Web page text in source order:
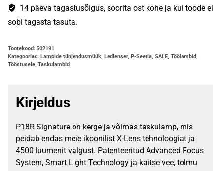
14 päeva tagastusõigus, soorita ost kohe ja kui toode ei
sobi tagasta tasuta.
Tootekood: 502191
Kategooriad: Lampide tühjendusmüük, Ledlenser, P-Seeria, SALE, Töölambid,
Tööstusele, Taskulambid
Kirjeldus
P18R Signature on kerge ja võimas taskulamp, mis
peidab endas meie ikoonilist X-Lens tehnoloogiat ja
4500 luumenit valgust. Patenteeritud Advanced Focus
System, Smart Light Technology ja kaitse vee, tolmu